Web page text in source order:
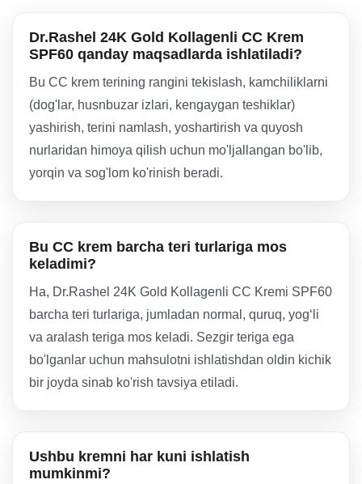
Dr.Rashel 24K Gold Kollagenli CC Krem
SPF60 qanday maqsadlarda ishlatiladi?
Bu CC krem terining rangini tekislash, kamchiliklarni
(dog'lar, husnbuzar izlari, kengaygan teshiklar)
yashirish, terini namlash, yoshartirish va quyosh
nurlaridan himoya qilish uchun mo'ljallangan bo'lib,
yorqin va sog'lom ko'rinish beradi.
Bu CC krem barcha teri turlariga mos
keladimi?
Ha, Dr.Rashel 24K Gold Kollagenli CC Kremi SPF60
barcha teri turlariga, jumladan normal, quruq, yog‘li
va aralash teriga mos keladi. Sezgir teriga ega
bo'lganlar uchun mahsulotni ishlatishdan oldin kichik
bir joyda sinab ko'rish tavsiya etiladi.
Ushbu kremni har kuni ishlatish
mumkinmi?